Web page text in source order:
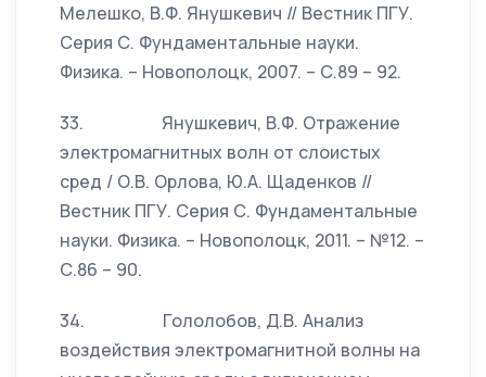
Мелешко, В.Ф. Янушкевич // Вестник ПГУ.
Серия С. Фундаментальные науки.
Физика. – Новополоцк, 2007. – С.89 – 92.
33. Янушкевич, В.Ф. Отражение
электромагнитных волн от слоистых
сред / О.В. Орлова, Ю.А. Щаденков //
Вестник ПГУ. Серия С. Фундаментальные
науки. Физика. – Новополоцк, 2011. – №12. –
С.86 – 90.
34. Гололобов, Д.В. Анализ
воздействия электромагнитной волны на